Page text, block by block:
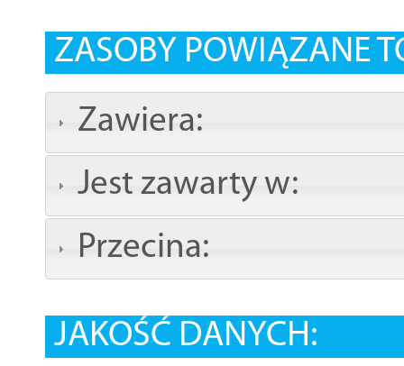
ZASOBY POWIĄZANE
Zawiera:
Jest zawarty w:
Przecina:
JAKOŚĆ DANYCH: